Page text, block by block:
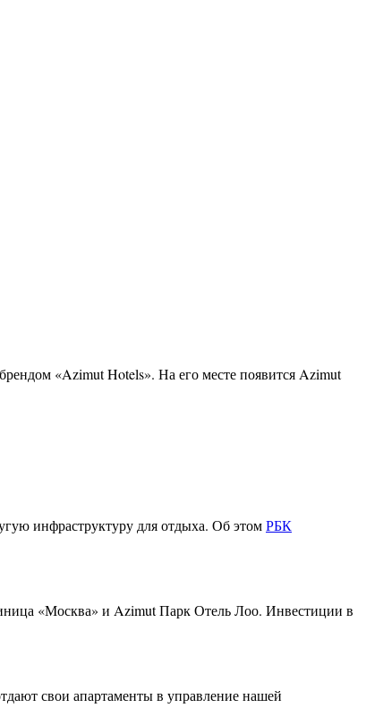
«Azimut Hotels». На его месте появится Azimut
инфраструктуру для отдыха. Об этомРБК
«Москва» и Azimut Парк Отель Лоо. Инвестиции в
свои апартаменты в управление нашей